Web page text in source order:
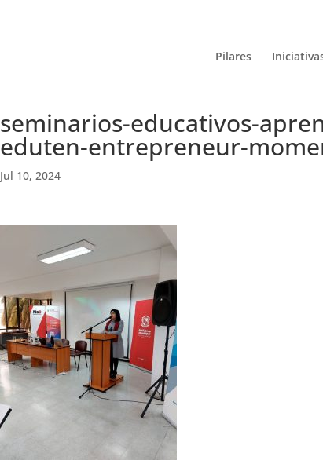
Pilares
seminarios-educativos-
eduten-entrepreneur-
Jul 10, 2024